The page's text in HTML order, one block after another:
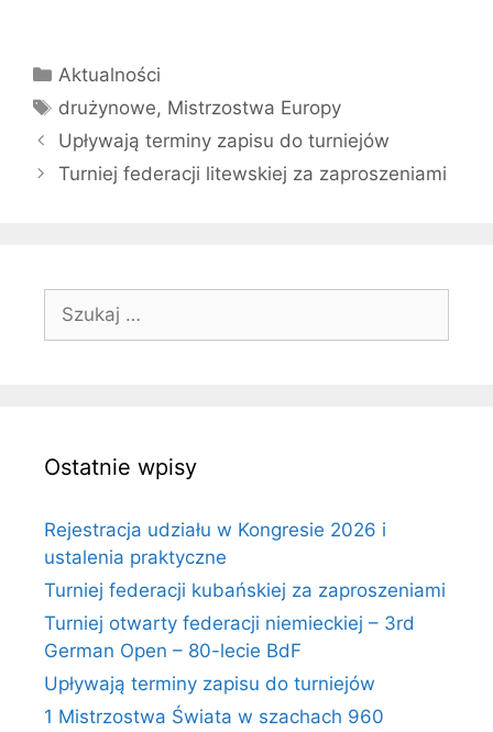
Kategorie
Aktualności
Tagi
drużynowe, Mistrzostwa Europy
Upływają terminy zapisu do turniejów
Turniej federacji litewskiej za zaproszeniami
Szukaj:
Ostatnie wpisy
Rejestracja udziału w Kongresie 2026 i
ustalenia praktyczne
Turniej federacji kubańskiej za zaproszeniami
Turniej otwarty federacji niemieckiej – 3rd
German Open – 80-lecie BdF
Upływają terminy zapisu do turniejów
1 Mistrzostwa Świata w szachach 960